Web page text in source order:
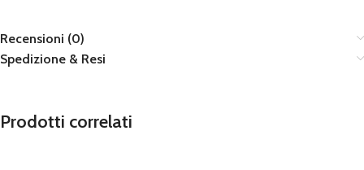
Recensioni (0)
Spedizione & Resi
Prodotti correlati